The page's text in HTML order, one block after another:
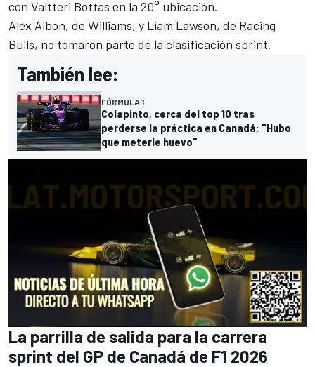
con Valtteri Bottas en la 20° ubicación.
Alex Albon, de Williams, y Liam Lawson, de Racing
Bulls, no tomaron parte de la clasificación sprint.
También lee:
FÓRMULA 1
Colapinto, cerca del top 10 tras
perderse la práctica en Canadá: "Hubo
que meterle huevo"
La parrilla de salida para la carrera
sprint del GP de Canadá de F1 2026